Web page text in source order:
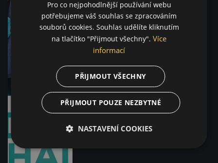
Pro co nejpohodlnější používání webu
potřebujeme váš souhlas se zpracováním
souborů cookies. Souhlas udělíte kliknutím
na tlačítko "Přijmout všechny". Více
informací
PŘIJMOUT VŠECHNY
PŘIJMOUT POUZE NEZBYTNÉ
NASTAVENÍ COOKIES